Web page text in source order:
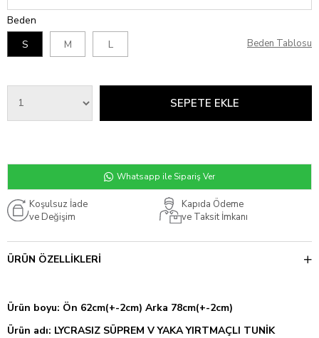
Beden
S
M L Beden Tablosu
Whatsapp ile Sipariş Ver
Koşulsuz İade
ve Değişim
Kapıda Ödeme
ve Taksit İmkanı
ÜRÜN ÖZELLIKLERI
Ürün boyu: Ön 62cm(+-2cm) Arka 78cm(+-2cm)
Ürün adı: LYCRASIZ SÜPREM V YAKA YIRTMAÇLI TUNİK